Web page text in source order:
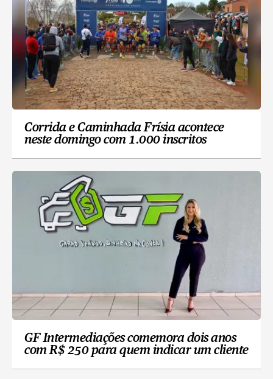
Corrida e Caminhada Frísia acontece
neste domingo com 1.000 inscritos
GF Intermediações comemora dois anos
com R$ 250 para quem indicar um cliente